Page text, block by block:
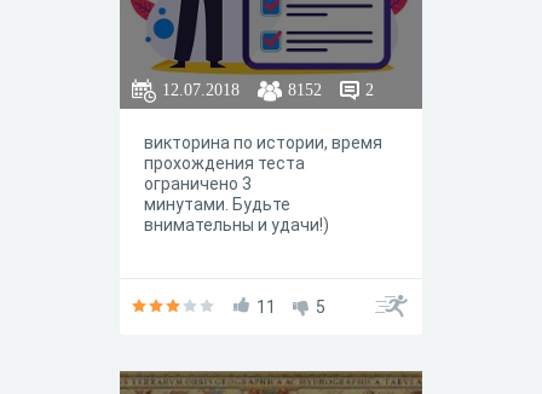
12.07.2018 8152 2
викторина по истории, время
прохождения теста
ограничено 3
минутами. Будьте
внимательны и удачи!)
11 5